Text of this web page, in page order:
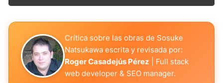
Crítica sobre las obras de Sosuke
Natsukawa escrita y revisada por:
Roger Casadejús Pérez
| Full stack
web developer & SEO manager.